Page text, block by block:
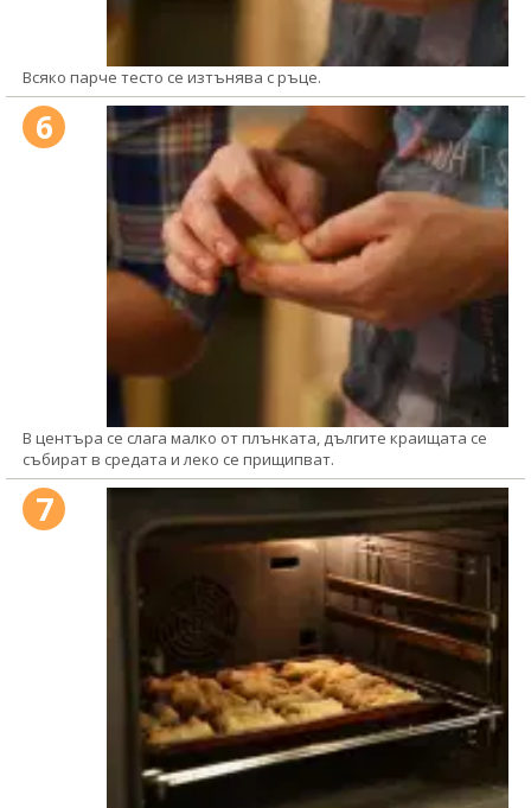
Всяко парче тесто се изтънява с ръце.
6
В центъра се слага малко от плънката, дългите краищата се
събират в средата и леко се прищипват.
7